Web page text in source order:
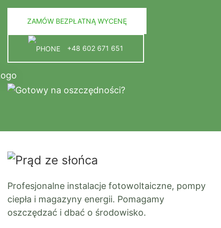
ZAMÓW BEZPŁATNĄ WYCENĘ
+48 602 671 651
Profesjonalne instalacje fotowoltaiczne, pompy
ciepła i magazyny energii. Pomagamy
oszczędzać i dbać o środowisko.